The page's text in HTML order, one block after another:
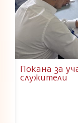
Покана за
служители